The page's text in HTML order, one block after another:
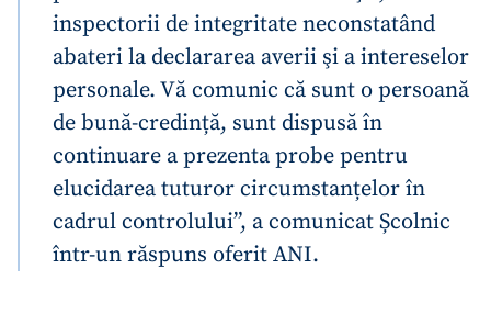
inspectorii de integritate neconstatând
abateri la declararea averii şi a intereselor
personale. Vă comunic că sunt o persoană
de bună-credință, sunt dispusă în
continuare a prezenta probe pentru
elucidarea tuturor circumstanțelor în
cadrul controlului”, a comunicat Școlnic
într-un răspuns oferit ANI.